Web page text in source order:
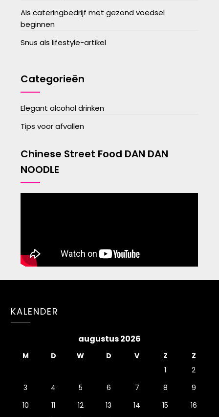
Als cateringbedrijf met gezond voedsel
beginnen
Snus als lifestyle-artikel
Categorieën
Elegant alcohol drinken
Tips voor afvallen
Chinese Street Food DAN DAN
NOODLE
KALENDER
augustus 2026
M D W D V Z
Z
1
2
3
4 5 6 7 8
9
10
11 12 13 14 15
16